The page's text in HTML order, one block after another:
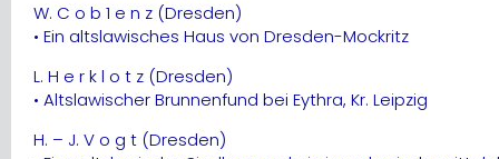
W. C o b 1 e n z (Dresden)
• Ein altslawisches Haus von Dresden-Mockritz
L. H e r k l o t z (Dresden)
• Altslawischer Brunnenfund bei Eythra, Kr. Leipzig
H. – J. V o g t (Dresden)